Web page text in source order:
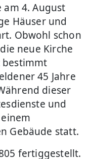
am 4. August
Häuser und
Obwohl schon
neue Kirche
bestimmt
45 Jahre
dieser
und
Gebäude statt.
fertiggestellt.